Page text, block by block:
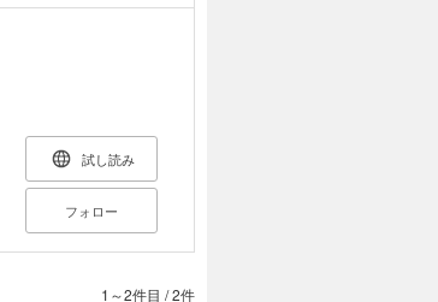
試し読み
フォロー
1～2件目 /2件